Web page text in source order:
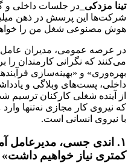
تینا مزدکی_ در جلسات داخلی
شرکت‌ها این پرسش در ذهن
هوش مصنوعی شغل من را
در عرصه عمومی، مدیران
می‌کنند که نگرانی کارمندان را
بهره‌وری» و «بهینه‌سازی
داخلی، پست‌های وبلاگی و
از آینده‌ شغلی کارکنان
که نیروی کار مجازی نه‌تنها
با نیروی انسانی است.
۱. اندی جسی، مدیرعامل
کمتری نیاز خواهیم داشت»